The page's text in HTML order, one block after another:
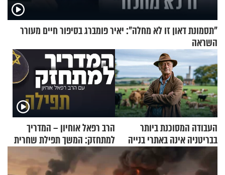
"תסמונת דאון זו לא מחלה": יאיר פומברג בסיפור חיים מעורר
השראה
העבודה המסוכנת ביותר
בבריטניה אינה באתרי בנייה
אלא דווקא בשדות
הרב רפאל אוחיון – המדריך
למתחזק: המשך תפילת שחרית
מאשרי ועד עלינו